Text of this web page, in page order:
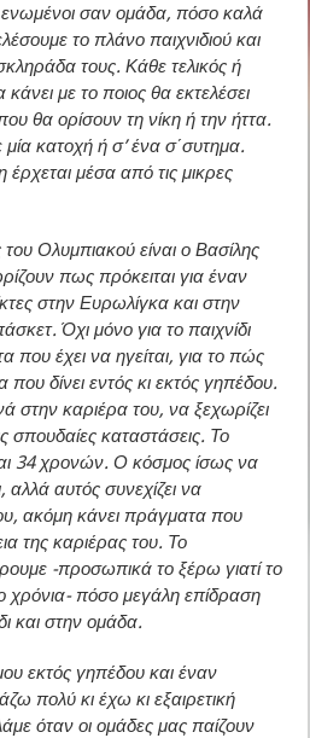
σαν ομάδα, πόσο καλά
το πλάνο παιχνιδιού και
τους. Κάθε τελικός ή
κάνει με το ποιος θα εκτελέσει
θα ορίσουν τη νίκη ή την ήττα.
κατοχή ή σ’ ένα σ΄συτημα.
έρχεται μέσα από τις μικρες
Ολυμπιακού είναι ο Βασίλης
πως πρόκειται για έναν
στην Ευρωλίγκα και στην
Όχι μόνο για το παιχνίδι
που έχει να ηγείται, για το πώς
που δίνει εντός κι εκτός γηπέδου.
στην καριέρα του, να ξεχωρίζει
σπουδαίες καταστάσεις. Το
34 χρονών. Ο κόσμος ίσως να
αλλά αυτός συνεχίζει να
ακόμη κάνει πράγματα που
της καριέρας του. Το
-προσωπικά το ξέρω γιατί το
χρόνια- πόσο μεγάλη επίδραση
και στην ομάδα.
εκτός γηπέδου και έναν
πολύ κι έχω κι εξαιρετική
όταν οι ομάδες μας παίζουν